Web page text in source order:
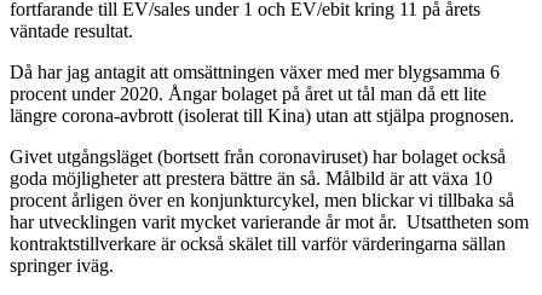
fortfarande till EV/sales under 1 och EV/ebit kring 11 på årets
väntade resultat.
Då har jag antagit att omsättningen växer med mer blygsamma 6
procent under 2020. Ångar bolaget på året ut tål man då ett lite
längre corona-avbrott (isolerat till Kina) utan att stjälpa prognosen.
Givet utgångsläget (bortsett från coronaviruset) har bolaget också
goda möjligheter att prestera bättre än så. Målbild är att växa 10
procent årligen över en konjunkturcykel, men blickar vi tillbaka så
har utvecklingen varit mycket varierande år mot år. Utsattheten som
kontraktstillverkare är också skälet till varför värderingarna sällan
springer iväg.